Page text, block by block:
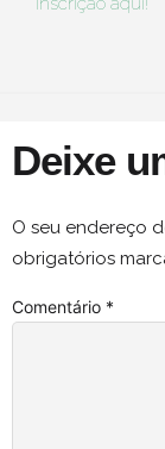
Deixe
O seu endereço
obrigatórios
Comentário *